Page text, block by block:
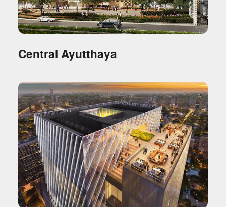
Central Ayutthaya